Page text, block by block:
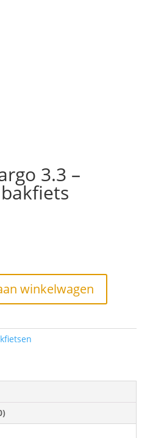
3.3 –
winkelwagen